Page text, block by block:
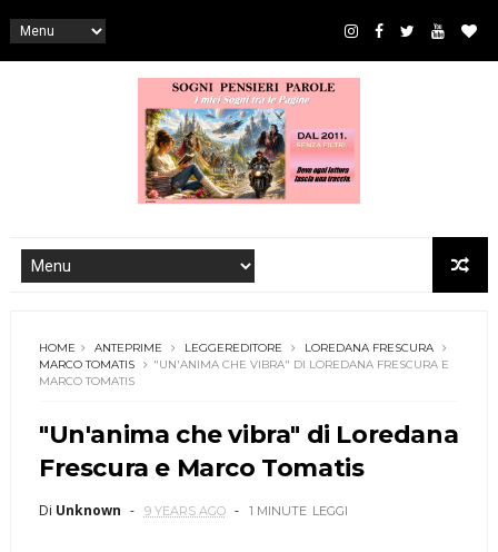
HOME ANTEPRIME LEGGEREDITORE
LOREDANA FRESCURA
MARCO TOMATIS
"UN'ANIMA CHE VIBRA" DI LOREDANA FRESCURA E
MARCO TOMATIS
"Un'anima che vibra" di Loredana
Frescura e Marco Tomatis
Di Unknown 9 YEARS AGO 1 MINUTE LEGGI